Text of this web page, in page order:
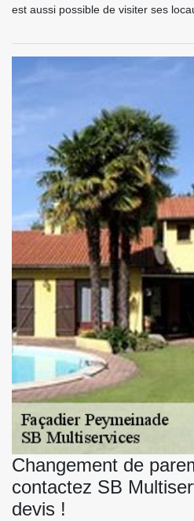
est aussi possible de visiter ses
Changement de
contactez SB
devis !